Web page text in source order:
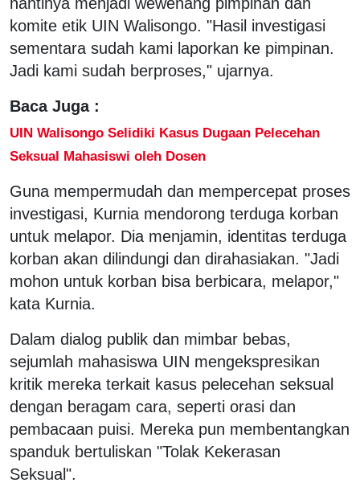
komite etik UIN Walisongo. "Hasil investigasi
sementara sudah kami laporkan ke pimpinan.
Jadi kami sudah berproses," ujarnya.
Baca Juga :
UIN Walisongo Selidiki Kasus Dugaan Pelecehan
Seksual Mahasiswi oleh Dosen
Guna mempermudah dan mempercepat proses
investigasi, Kurnia mendorong terduga korban
untuk melapor. Dia menjamin, identitas terduga
korban akan dilindungi dan dirahasiakan. "Jadi
mohon untuk korban bisa berbicara, melapor,"
kata Kurnia.
Dalam dialog publik dan mimbar bebas,
sejumlah mahasiswa UIN mengekspresikan
kritik mereka terkait kasus pelecehan seksual
dengan beragam cara, seperti orasi dan
pembacaan puisi. Mereka pun membentangkan
spanduk bertuliskan "Tolak Kekerasan
Seksual".